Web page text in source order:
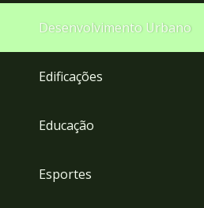
Desenvolvimento Urbano
Edificações
Educação
Esportes